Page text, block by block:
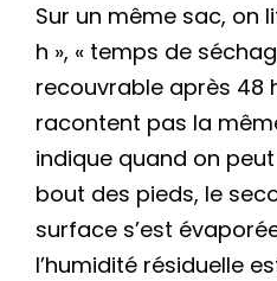
Sur un même sac, on
h », « temps de
recouvrable après 48
racontent pas la
indique quand on
bout des pieds, le
surface s’est
l’humidité résiduelle